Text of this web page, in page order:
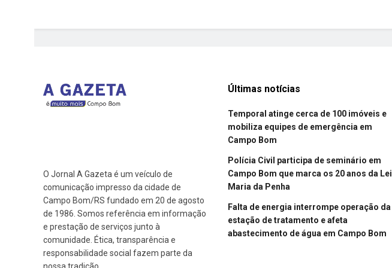
O Jornal A Gazeta é um veículo de
comunicação impresso da cidade de
Campo Bom/RS fundado em 20 de agosto
de 1986. Somos referência em informação
e prestação de serviços junto à
comunidade. Ética, transparência e
responsabilidade social fazem parte da
nossa tradição.
Últimas notícias
Temporal atinge cerca de 100 imóveis e
mobiliza equipes de emergência em
Campo Bom
Polícia Civil participa de seminário em
Campo Bom que marca os 20 anos da Lei
Maria da Penha
Falta de energia interrompe operação da
estação de tratamento e afeta
abastecimento de água em Campo Bom